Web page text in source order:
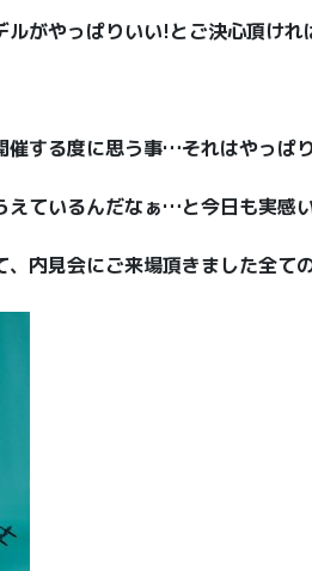
ルがやっぱりいい!とご決心頂けれ
催する度に思う事…それはやっぱ
ているんだなぁ…と今日も実感
内見会にご来場頂きました全て